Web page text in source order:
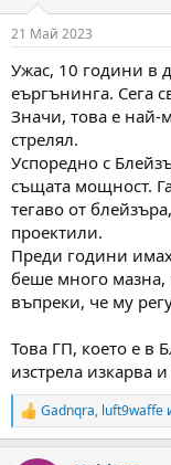
s
21 Май 2023
Ужас, 10 години в
еъргънинга. Сега
Значи, това е най-
стрелял.
Успоредно с
същата мощност.
тегаво от
проектили.
Преди години
беше много мазна,
въпреки, че му
Това ГП, което е в
изстрела изкарва
R
e
Gadnqra, luft9waffe